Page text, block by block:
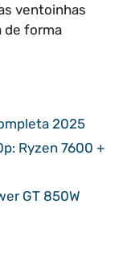
ventoinhas
de forma
2025
Ryzen 7600 +
GT 850W